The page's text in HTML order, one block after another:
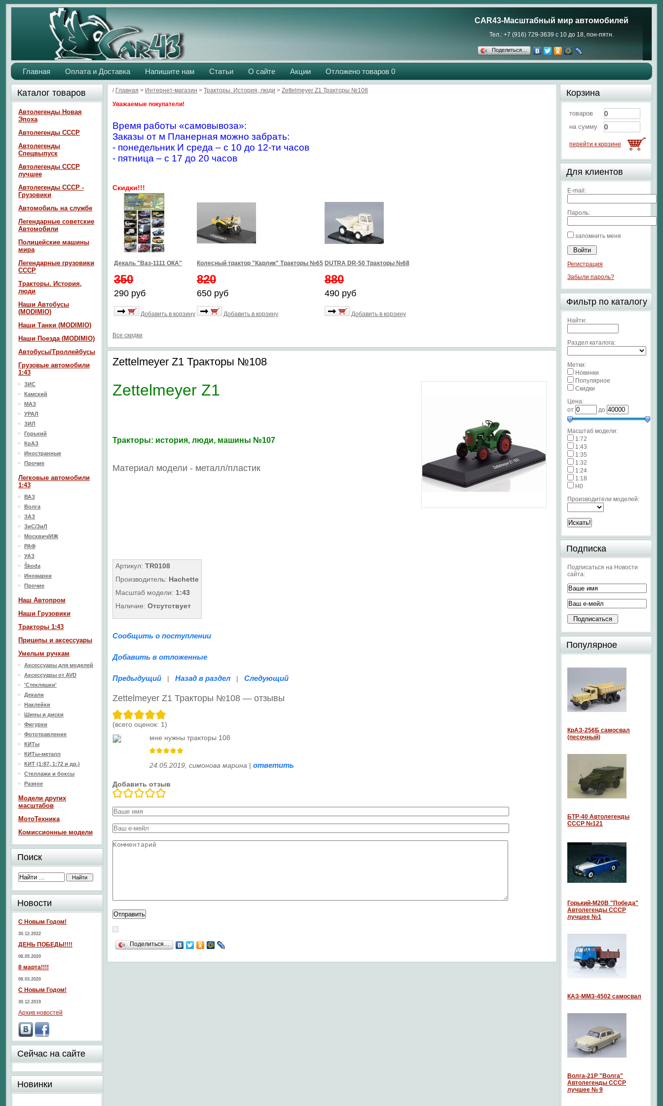
CAR43-Масштабный мир автомобилей
Тел.: +7 (916) 729-3639 с 10 до 18, пон-пятн.
Поделиться…
Главная Оплата и Доставка Напишите нам Статьи О сайте Акции Отложено товаров 0
/ Главная > Интернет-магазин > Тракторы. История, люди > Zettelmeyer Z1 Тракторы №108
Уважаемые покупатели!
Время работы «самовывоза»:
Заказы от м Планерная можно забрать:
- понедельник И среда – с 10 до 12-ти часов
- пятница – с 17 до 20 часов
Скидки!!!
Декаль "Ваз-1111 ОКА"
350
290 руб
Добавить в корзину
Колесный трактор "Карлик" Тракторы №65
820
650 руб
Добавить в корзину
DUTRA DR-50 Тракторы №68
880
490 руб
Добавить в корзину
Все скидки
Zettelmeyer Z1 Тракторы №108
Zettelmeyer Z1
Тракторы: история, люди, машины №107
Материал модели - металл/пластик
Артикул: TR0108
Производитель: Hachette
Масштаб модели: 1:43
Наличие: Отсутствует
Сообщить о поступлении
Добавить в отложенные
Предыдущий | Назад в раздел | Следующий
Zettelmeyer Z1 Тракторы №108 — отзывы
(всего оценок: 1)
мне нужны тракторы 108
24.05.2019 симонова марина | ответить
Добавить отзыв
Поделиться…
Каталог товаров
Автолегенды Новая
Эпоха
Автолегенды СССР
Автолегенды
Спецвыпуск
Автолегенды СССР
лучшее
Автолегенды СССР -
Грузовики
Автомобиль на службе
Легендарные советские
Автомобили
Полицейские машины
мира
Легендарные грузовики
СССР
Тракторы. История,
люди
Наши Автобусы
(MODIMIO)
Наши Танки (MODIMIO)
Наши Поезда (MODIMIO)
Автобусы/Троллейбусы
Грузовые автомобили
1:43
ЗИС
Камский
МАЗ
УРАЛ
ЗИЛ
Горький
КрАЗ
Иностранные
Прочие
Легковые автомобили
1:43
ВАЗ
Волга
ЗАЗ
ЗиС/ЗиЛ
Москвич/ИЖ
РАФ
УАЗ
Škoda
Иномарки
Прочие
Наш Aвтопром
Наши Грузовики
Тракторы 1:43
Прицепы и аксессуары
Умелым ручкам
Аксессуары для моделей
Аксессуары от AVD
'Стекляшки'
Декали
Наклейки
Шины и диски
Фигурки
Фототравление
КИТы
КИТы-металл
КИТ (1:87, 1:72 и др.)
Стеллажи и боксы
Разное
Модели других
масштабов
МотоТехника
Комиссионные модели
Поиск
Новости
С Новым Годом!
30.12.2022
ДЕНЬ ПОБЕДЫ!!!!
08.05.2020
8 марта!!!!
08.03.2020
С Новым Годом!
30.12.2019
Архив новостей
Сейчас на сайте
Новинки
Корзина
товаров
на сумму
перейти к корзине
Для клиентов
E-mail:
Пароль:
запомнить меня
Регистрация
Забыли пароль?
Фильтр по каталогу
Найти:
Раздел каталога:
Метки:
Новинки
Популярное
Скидки
Цена:
от
до
Масштаб модели:
1:72
1:43
1:35
1:32
1:24
1:18
H0
Производители моделей:
Подписка
Подписаться на Новости
сайта:
Популярное
КрАЗ-256Б самосвал
(песочный)
БТР-40 Автолегенды
СССР №121
Горький-М20В "Победа"
Автолегенды СССР
лучшее №1
КАЗ-ММЗ-4502 самосвал
Волга-21P "Волга"
Автолегенды СССР
лучшее № 9